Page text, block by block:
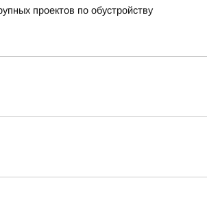
проектов по обустройству